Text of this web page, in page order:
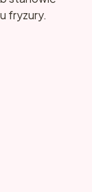
fryzury.